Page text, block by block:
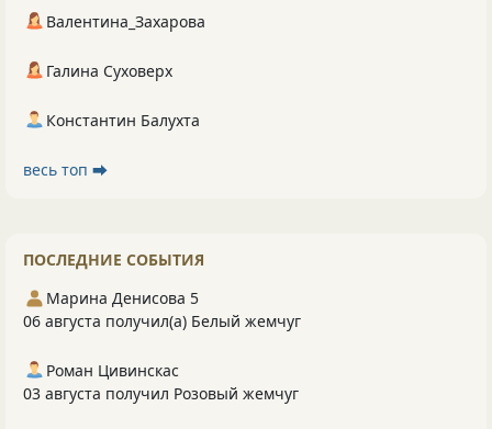
Валентина_Захарова
Галина Суховерх
Константин Балухта
весь топ ⮕
ПОСЛЕДНИЕ СОБЫТИЯ
Марина Денисова 5
06 августа получил(а) Белый жемчуг
Роман Цивинскас
03 августа получил Розовый жемчуг